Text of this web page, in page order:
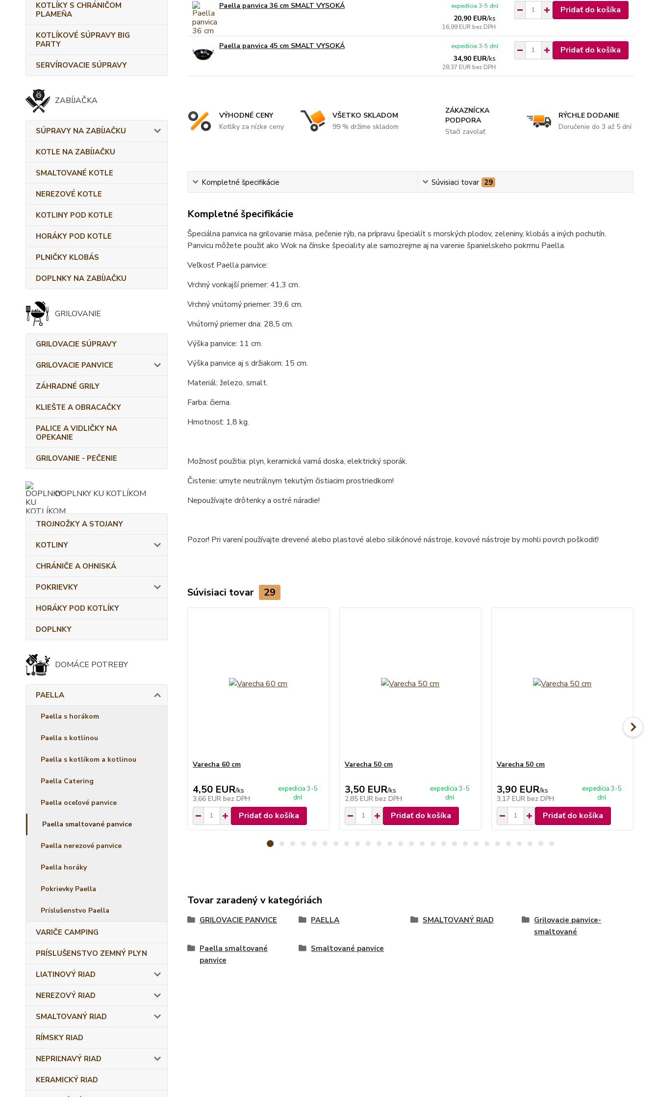
KOTLÍKY S CHRÁNIČOM
PLAMEŇA
KOTLÍKOVÉ SÚPRAVY BIG
PARTY
SERVÍROVACIE SÚPRAVY
ZABÍJAČKA
SÚPRAVY NA ZABÍJAČKU
KOTLE NA ZABÍJAČKU
SMALTOVANÉ KOTLE
NEREZOVÉ KOTLE
KOTLINY POD KOTLE
HORÁKY POD KOTLE
PLNIČKY KLOBÁS
DOPLNKY NA ZABÍJAČKU
GRILOVANIE
GRILOVACIE SÚPRAVY
GRILOVACIE PANVICE
ZÁHRADNÉ GRILY
KLIEŠTE A OBRACAČKY
PALICE A VIDLIČKY NA
OPEKANIE
GRILOVANIE - PEČENIE
DOPLNKY KU KOTLÍKOM
TROJNOŽKY A STOJANY
KOTLINY
CHRÁNIČE A OHNISKÁ
POKRIEVKY
HORÁKY POD KOTLÍKY
DOPLNKY
DOMÁCE POTREBY
PAELLA
Paella s horákom
Paella s kotlinou
Paella s kotlíkom a kotlinou
Paella Catering
Paella oceľové panvice
Paella smaltované panvice
Paella nerezové panvice
Paella horáky
Pokrievky Paella
Príslušenstvo Paella
VARIČE CAMPING
PRÍSLUŠENSTVO ZEMNÝ PLYN
LIATINOVÝ RIAD
NEREZOVÝ RIAD
SMALTOVANÝ RIAD
RÍMSKY RIAD
NEPRIĽNAVÝ RIAD
KERAMICKÝ RIAD
Paella panvica 36 cm SMALT VYSOKÁ
20,90 EUR/ks
16,99 EUR bez DPH
expedícia 3-5 dní Pridať do košíka
Paella panvica 45 cm SMALT VYSOKÁ
34,90 EUR/ks
28,37 EUR bez DPH
expedícia 3-5 dní Pridať do košíka
VÝHODNÉ CENY
Kotlíky za nízke ceny
VŠETKO SKLADOM
99 % držíme skladom
ZÁKAZNÍCKA
PODPORA
Stačí zavolať
RÝCHLE DODANIE
Doručenie do 3 až 5 dní
Kompletné špecifikácie Súvisiaci tovar 29
Kompletné špecifikácie
Špeciálna panvica na grilovanie mäsa, pečenie rýb, na prípravu špecialít s morských plodov, zeleniny, klobás a iných pochutín.
Panvicu môžete použiť ako Wok na čínske špeciality ale samozrejme aj na varenie španielskeho pokrmu Paella.
Veľkosť Paella panvice:
Vrchný vonkajší priemer: 41,3 cm.
Vrchný vnútorný priemer: 39,6 cm.
Vnútorný priemer dna: 28,5 cm.
Výška panvice: 11 cm.
Výška panvice aj s držiakom: 15 cm.
Materiál: železo, smalt.
Farba: čierna.
Hmotnosť: 1,8 kg.
Možnosť použitia: plyn, keramická varná doska, elektrický sporák.
Čistenie: umyte neutrálnym tekutým čistiacim prostriedkom!
Nepoužívajte drôtenky a ostré náradie!
Pozor! Pri varení používajte drevené alebo plastové alebo silikónové nástroje, kovové nástroje by mohli povrch poškodiť!
Súvisiaci tovar 29
Varecha 60 cm
4,50 EUR/ks
3,66 EUR bez DPH
expedícia 3-5
dní
Pridať do košíka
Varecha 50 cm
3,50 EUR/ks
2,85 EUR bez DPH
expedícia 3-5
dní
Pridať do košíka
Varecha 50 cm
3,90 EUR/ks
3,17 EUR bez DPH
expedícia 3-5
dní
Pridať do košíka
Tovar zaradený v kategóriách
GRILOVACIE PANVICE PAELLA SMALTOVANÝ RIAD
Grilovacie panvice-
smaltované
Paella smaltované
panvice
Smaltované panvice